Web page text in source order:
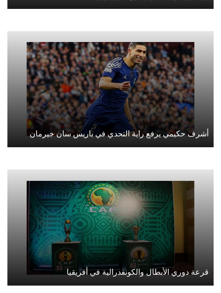
أشرف حكيمي يرفع راية التحدي في باريس سان جيرمان
قرعة دوري الأبطال والكونفدرالية في أفريقيا